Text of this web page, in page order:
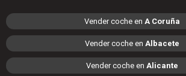
Vender coche en A Coruña
Vender coche en Albacete
Vender coche en Alicante